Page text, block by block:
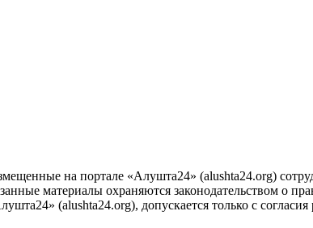
на портале «Алушта24» (alushta24.org)
материалы охраняются законодательством о
(alushta24.org), допускается только с